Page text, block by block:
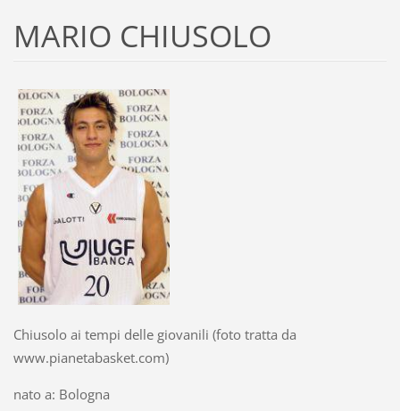
MARIO CHIUSOLO
Chiusolo ai tempi delle giovanili (foto tratta da
www.pianetabasket.com)
nato a: Bologna